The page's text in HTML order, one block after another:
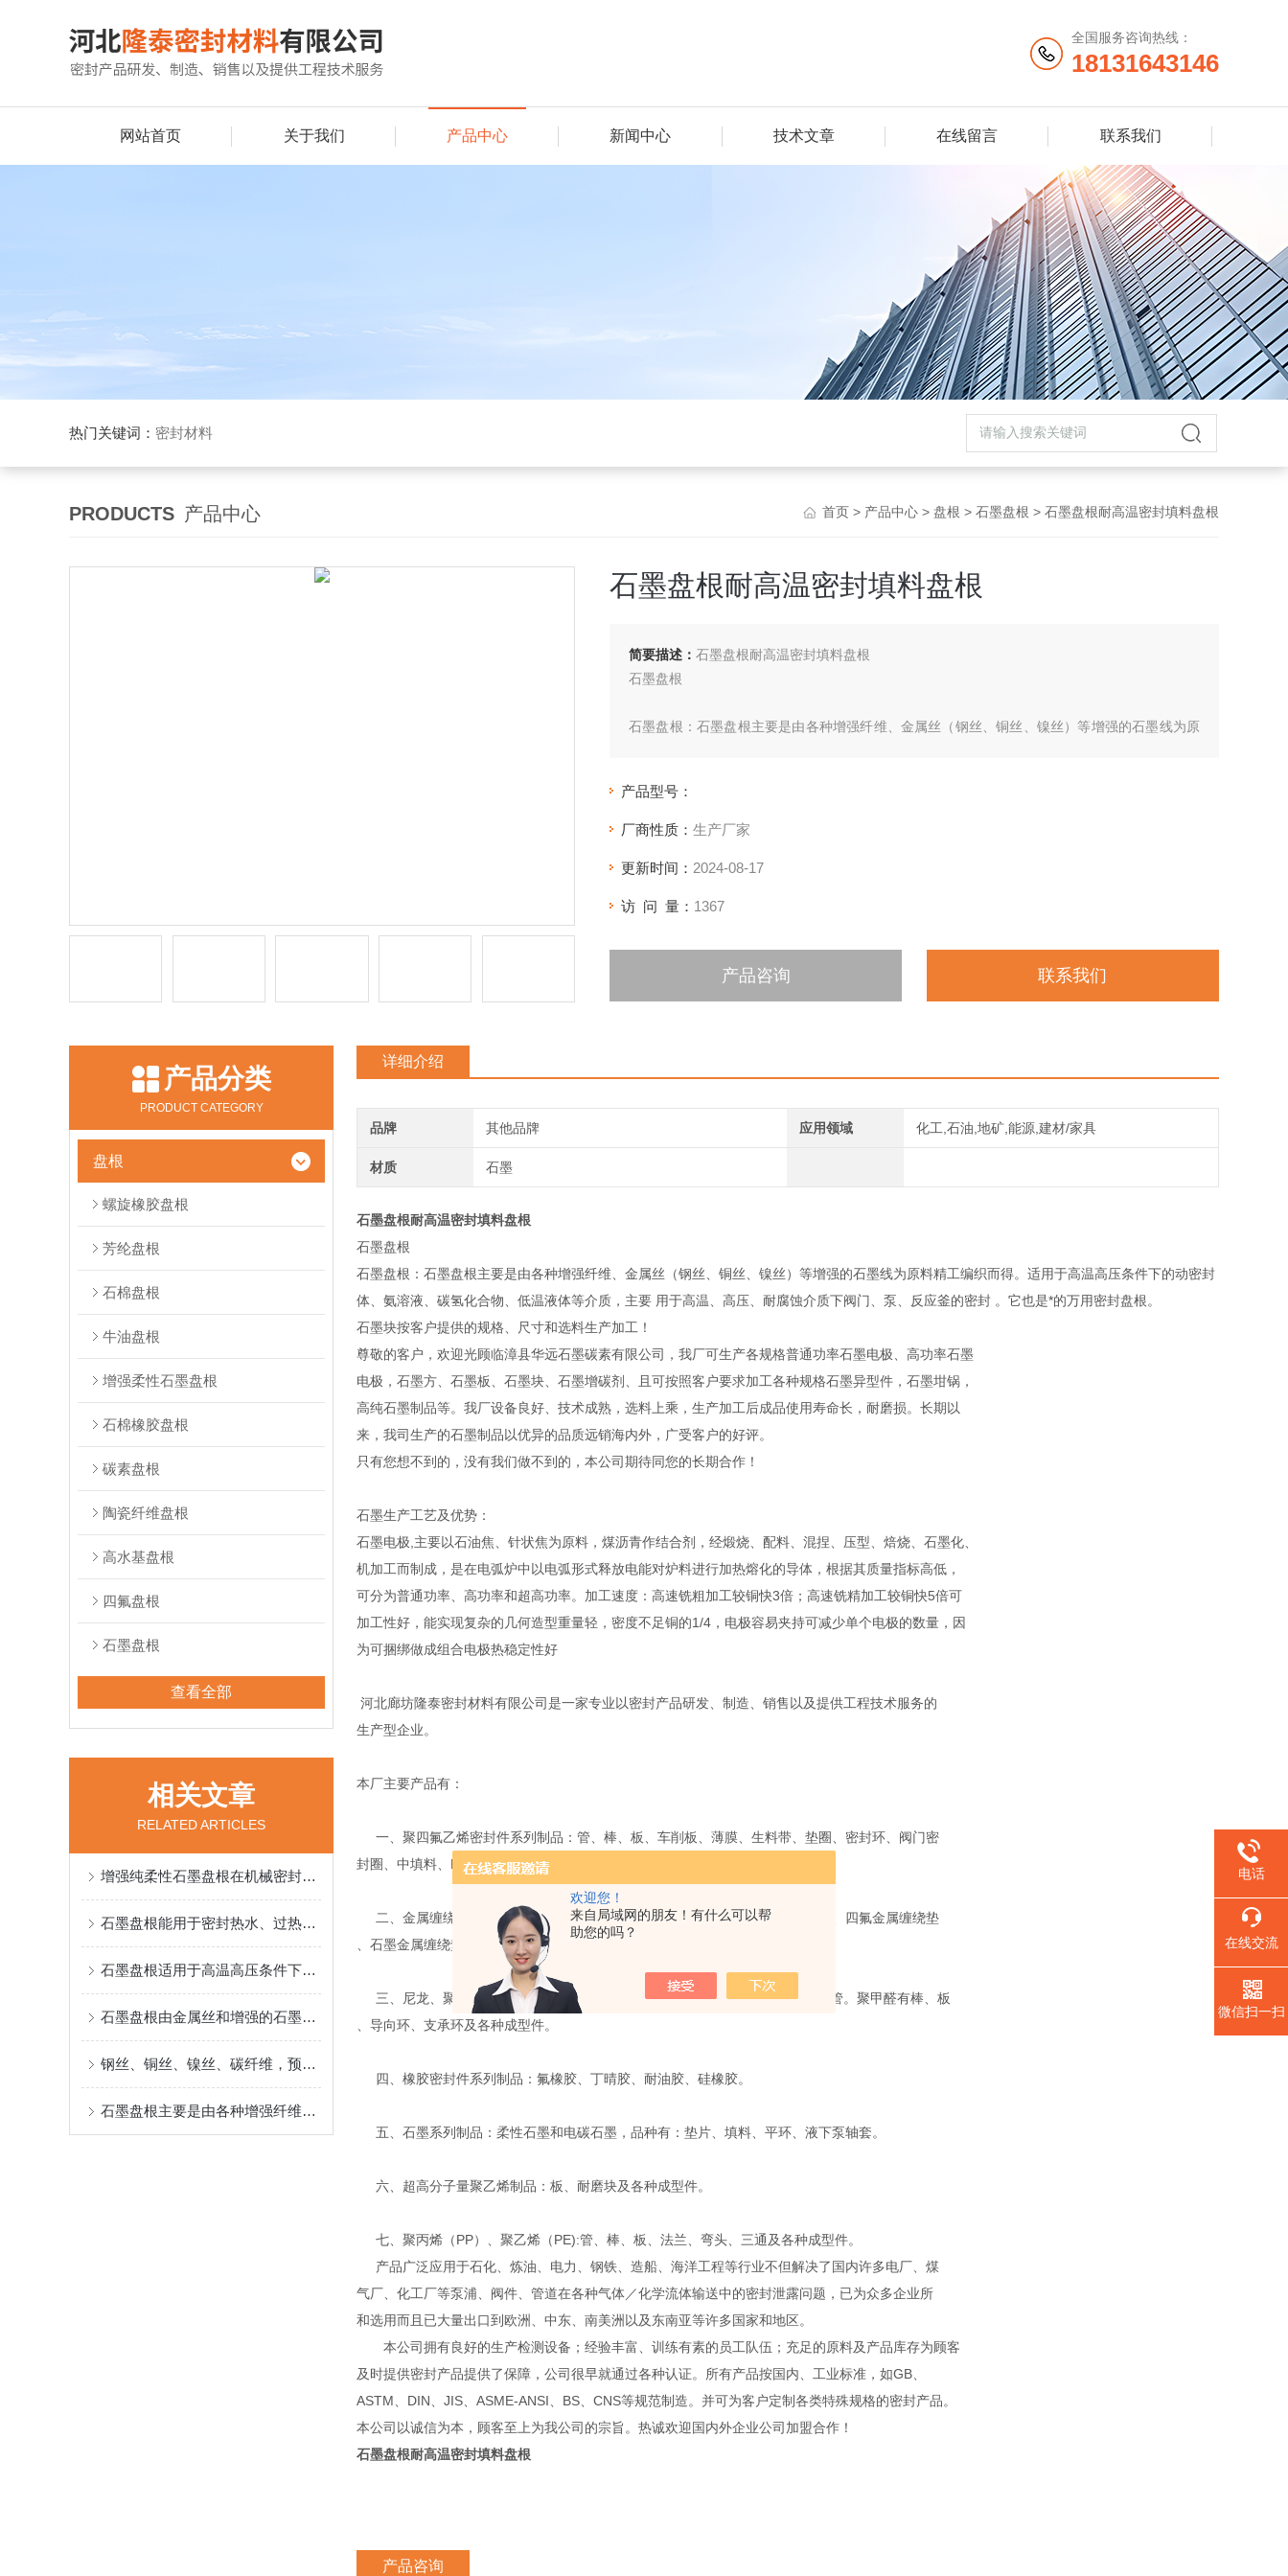
欢迎您！
来自局域网的朋友！有什么可以帮
助您的吗？
全国服务咨询热线：
18131643146
网站首页 关于我们 产品中心 新闻中心 技术文章 在线留言 联系我们
热门关键词： 密封材料
PRODUCTS 产品中心 首页 > 产品中心 > 盘根 > 石墨盘根 > 石墨盘根耐高温密封填料盘根
石墨盘根耐高温密封填料盘根
简要描述： 石墨盘根耐高温密封填料盘根
石墨盘根
石墨盘根：石墨盘根主要是由各种增强纤维、金属丝（钢丝、铜丝、镍丝）等增强的石墨线为原
产品型号：
厂商性质： 生产厂家
更新时间： 2024-08-17
访 问 量： 1367
产品咨询 联系我们
产品分类
PRODUCT CATEGORY
盘根
螺旋橡胶盘根
芳纶盘根
石棉盘根
牛油盘根
增强柔性石墨盘根
石棉橡胶盘根
碳素盘根
陶瓷纤维盘根
高水基盘根
四氟盘根
石墨盘根
查看全部
相关文章
RELATED ARTICLES
增强纯柔性石墨盘根在机械密封中的广泛应用说明
石墨盘根能用于密封热水、过热蒸气、热传递流体、氨溶液等环境
石墨盘根适用于高温高压条件下的密封环境
石墨盘根由金属丝和增强的石墨线为原料精工编织而得
钢丝、铜丝、镍丝、碳纤维，预氧丝、玻璃纱都可做石墨盘根的简金属丝
石墨盘根主要是由各种增强纤维、金属丝等原料制成
详细介绍
品牌 其他品牌 应用领域 化工,石油,地矿,能源,建材/家具
材质 石墨
石墨盘根耐高温密封填料盘根
石墨盘根
石墨盘根：石墨盘根主要是由各种增强纤维、金属丝（钢丝、铜丝、镍丝）等增强的石墨线为原料精工编织而得。适用于高温高压条件下的动密封
体、氨溶液、碳氢化合物、低温液体等介质，主要 用于高温、高压、耐腐蚀介质下阀门、泵、反应釜的密封 。它也是*的万用密封盘根。
石墨块按客户提供的规格、尺寸和选料生产加工！
尊敬的客户，欢迎光顾临漳县华远石墨碳素有限公司，我厂可生产各规格普通功率石墨电极、高功率石墨
电极，石墨方、石墨板、石墨块、石墨增碳剂、且可按照客户要求加工各种规格石墨异型件，石墨坩锅，
高纯石墨制品等。我厂设备良好、技术成熟，选料上乘，生产加工后成品使用寿命长，耐磨损。长期以
来，我司生产的石墨制品以优异的品质远销海内外，广受客户的好评。
只有您想不到的，没有我们做不到的，本公司期待同您的长期合作！
石墨生产工艺及优势：
石墨电极,主要以石油焦、针状焦为原料，煤沥青作结合剂，经煅烧、配料、混捏、压型、焙烧、石墨化、
机加工而制成，是在电弧炉中以电弧形式释放电能对炉料进行加热熔化的导体，根据其质量指标高低，
可分为普通功率、高功率和超高功率。加工速度：高速铣粗加工较铜快3倍；高速铣精加工较铜快5倍可
加工性好，能实现复杂的几何造型重量轻，密度不足铜的1/4，电极容易夹持可减少单个电极的数量，因
为可捆绑做成组合电极热稳定性好
河北廊坊隆泰密封材料有限公司是一家专业以密封产品研发、制造、销售以及提供工程技术服务的
生产型企业。
本厂主要产品有：
一、聚四氟乙烯密封件系列制品：管、棒、板、车削板、薄膜、生料带、垫圈、密封环、阀门密
封圈、中填料、F4盘根及各种规格液下泵轴套。
二、金属缠绕垫密封件系列制品：不锈钢金属缠绕垫（外环、内环、内外环）、四氟金属缠绕垫
、石墨金属缠绕垫、高压石棉垫、非石棉垫、包氟垫。
三、尼龙、聚甲醛系列制品：1010尼龙和MC尼龙两大类，品种有：棒、板、管。聚甲醛有棒、板
、导向环、支承环及各种成型件。
四、橡胶密封件系列制品：氟橡胶、丁晴胶、耐油胶、硅橡胶。
五、石墨系列制品：柔性石墨和电碳石墨，品种有：垫片、填料、平环、液下泵轴套。
六、超高分子量聚乙烯制品：板、耐磨块及各种成型件。
七、聚丙烯（PP）、聚乙烯（PE):管、棒、板、法兰、弯头、三通及各种成型件。
产品广泛应用于石化、炼油、电力、钢铁、造船、海洋工程等行业不但解决了国内许多电厂、煤
气厂、化工厂等泵浦、阀件、管道在各种气体／化学流体输送中的密封泄露问题，已为众多企业所
和选用而且已大量出口到欧洲、中东、南美洲以及东南亚等许多国家和地区。
本公司拥有良好的生产检测设备；经验丰富、训练有素的员工队伍；充足的原料及产品库存为顾客
及时提供密封产品提供了保障，公司很早就通过各种认证。所有产品按国内、工业标准，如GB、
ASTM、DIN、JIS、ASME-ANSI、BS、CNS等规范制造。并可为客户定制各类特殊规格的密封产品。
本公司以诚信为本，顾客至上为我公司的宗旨。热诚欢迎国内外企业公司加盟合作！
石墨盘根耐高温密封填料盘根
产品咨询
电话
在线交流
微信扫一扫